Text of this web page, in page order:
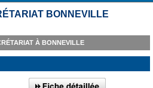
BONNEVILLE
À BONNEVILLE